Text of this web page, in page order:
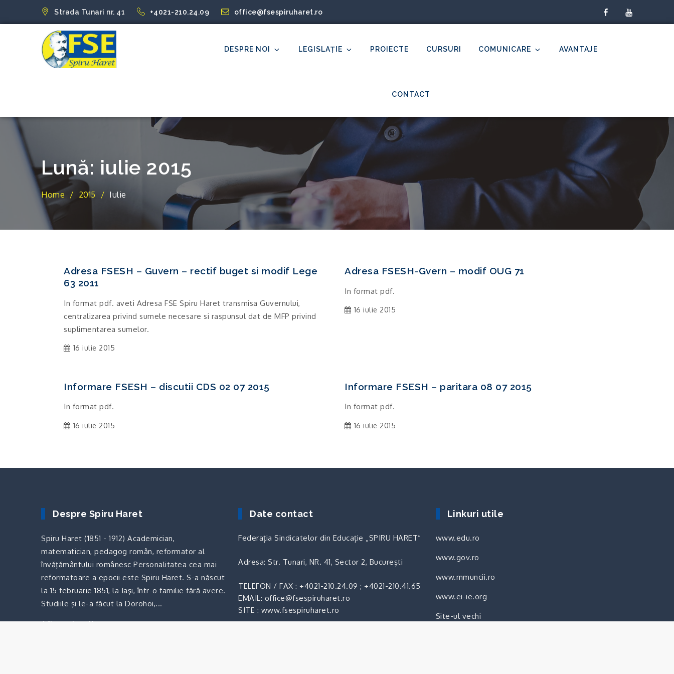
Strada Tunari nr. 41 +4021-210.24.09 office@fsespiruharet.ro facebookyoutube
FSE Spiru HaretDESPRE NOI LEGISLAȚIE PROIECTE CURSURI COMUNICARE AVANTAJE
CONTACT
Lună: iulie 2015
Home 2015 Iulie
Adresa FSESH – Guvern – rectif buget si modif Lege
63 2011
In format pdf. aveti Adresa FSE Spiru Haret transmisa Guvernului,
centralizarea privind sumele necesare si raspunsul dat de MFP privind
suplimentarea sumelor.
16 iulie 2015
Adresa FSESH-Gvern – modif OUG 71
In format pdf.
16 iulie 2015
Informare FSESH – discutii CDS 02 07 2015
In format pdf.
16 iulie 2015
Informare FSESH – paritara 08 07 2015
In format pdf.
16 iulie 2015
Despre Spiru Haret
Spiru Haret (1851 - 1912) Academician,
matematician, pedagog român, reformator al
învăţământului românesc Personalitatea cea mai
reformatoare a epocii este Spiru Haret. S-a născut
la 15 februarie 1851, la Iaşi, într-o familie fără avere.
Studiile şi le-a făcut la Dorohoi,...
Afla mai multe
Date contact
Federația Sindicatelor din Educație „SPIRU HARET“
Adresa: Str. Tunari, NR. 41, Sector 2, București
TELEFON / FAX :+4021-210.24.09 ;+4021-210.41.65
EMAIL: office@fsespiruharet.ro
SITE : www.fsespiruharet.ro
Linkuri utile
www.edu.ro
www.gov.ro
www.mmuncii.ro
www.ei-ie.org
Site-ul vechi